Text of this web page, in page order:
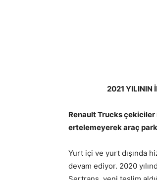
2021 YILININ
Renault Trucks çekiciler
ertelemeyerek araç
Yurt içi ve yurt dışında
devam ediyor. 2020